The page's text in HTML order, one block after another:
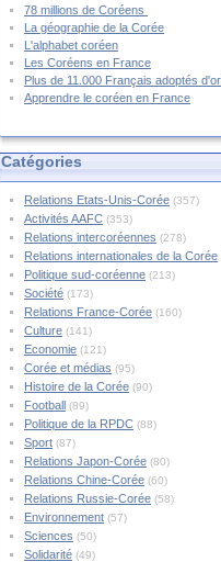
78 millions de Coréens
La géographie de la Corée
L'alphabet coréen
Les Coréens en France
Plus de 11.000 Français adoptés
Apprendre le coréen en France
Catégories
Relations Etats-Unis-Corée (357)
Activités AAFC (353)
Relations intercoréennes (278)
Relations internationales de la Corée
Politique sud-coréenne (213)
Société (173)
Relations France-Corée (160)
Culture (141)
Economie (121)
Corée et médias (95)
Histoire de la Corée (90)
Football (89)
Politique de la RPDC (88)
Sport (87)
Relations Japon-Corée (80)
Relations Chine-Corée (60)
Relations Russie-Corée (58)
Environnement (57)
Sciences (50)
Solidarité (49)